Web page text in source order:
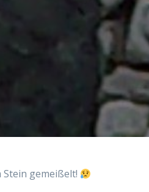
Stein gemeißelt!